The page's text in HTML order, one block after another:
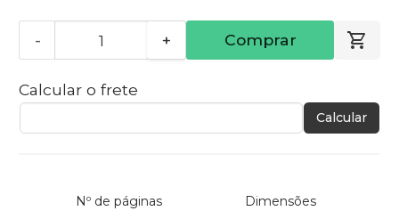
- + Comprar
Calcular o frete
Calcular
Nº de páginas Dimensões